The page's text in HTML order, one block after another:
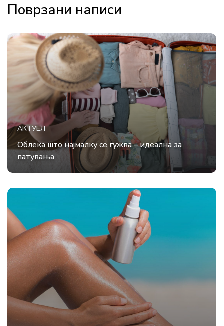
Поврзани написи
АКТУЕЛ
Облека што најмалку се гужва – идеална за
патувања